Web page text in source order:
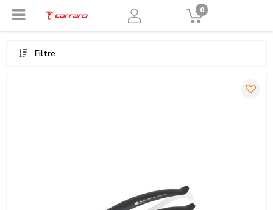
0
Filtre